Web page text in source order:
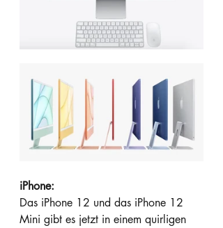
iPhone:
Das iPhone 12 und das iPhone 12
Mini gibt es jetzt in einem quirligen